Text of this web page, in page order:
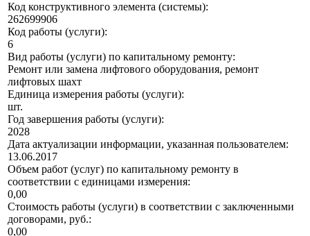
Код конструктивного элемента (системы):
262699906
Код работы (услуги):
6
Вид работы (услуги) по капитальному ремонту:
Ремонт или замена лифтового оборудования, ремонт
лифтовых шахт
Единица измерения работы (услуги):
шт.
Год завершения работы (услуги):
2028
Дата актуализации информации, указанная пользователем:
13.06.2017
Объем работ (услуг) по капитальному ремонту в
соответствии с единицами измерения:
0,00
Стоимость работы (услуги) в соответствии с заключенными
договорами, руб.:
0,00